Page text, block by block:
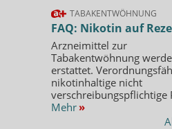
TABAKENTWÖHNUNG
FAQ: Nikotin auf
Arzneimittel zur
Tabakentwöhnung
erstattet.
nikotinhaltige nicht
verschreibungspflichtige
Mehr »